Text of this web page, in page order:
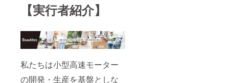
【実行者紹介】
私たちは小型高速モーター
の開発・生産を基盤としな